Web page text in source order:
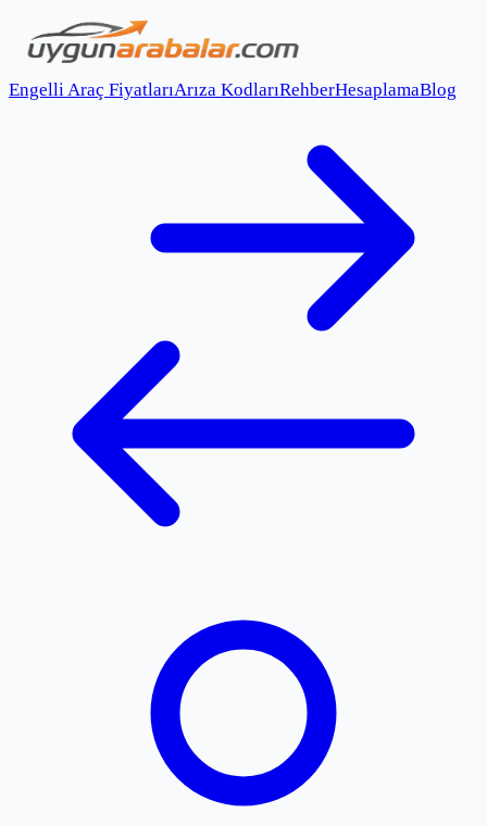
Engelli Araç FiyatlarıArıza KodlarıRehberHesaplamaBlog